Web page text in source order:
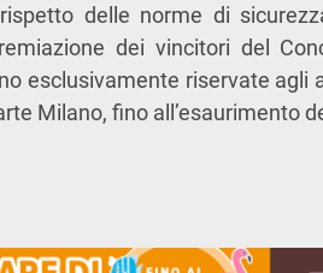
delle norme di
dei vincitori del
esclusivamente riservate
Milano, fino all’esaurimento